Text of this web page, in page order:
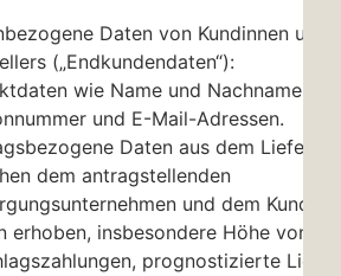
Daten von Kundinnen und
(„Endkundendaten“):
wie Name und Nachname,
und E-Mail-Adressen.
Daten aus dem
dem antragstellenden
und dem Kunden
erhoben, insbesondere Höhe von
prognostizierte